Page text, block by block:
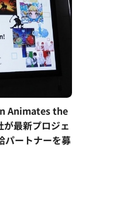
Animates the
最新プロジェ
パートナーを募